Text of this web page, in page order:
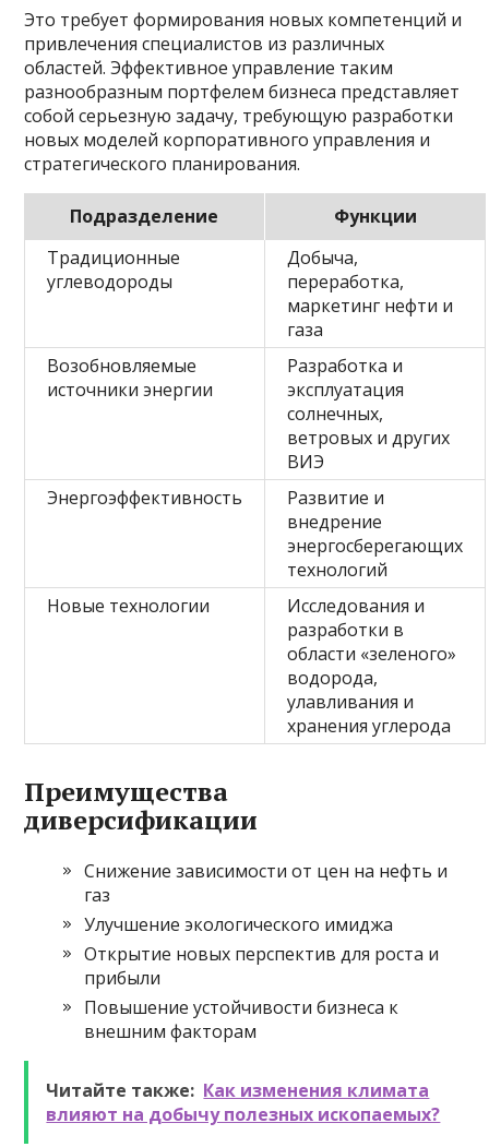
Это требует формирования новых компетенций и
привлечения специалистов из различных
областей. Эффективное управление таким
разнообразным портфелем бизнеса представляет
собой серьезную задачу, требующую разработки
новых моделей корпоративного управления и
стратегического планирования.
Подразделение
Функции
Традиционные
углеводороды
Добыча,
переработка,
маркетинг нефти и
газа
Возобновляемые
источники энергии
Разработка и
эксплуатация
солнечных,
ветровых и других
ВИЭ
Энергоэффективность
Развитие и
внедрение
энергосберегающих
технологий
Новые технологии
Исследования и
разработки в
области «зеленого»
водорода,
улавливания и
хранения углерода
Преимущества
диверсификации
Снижение зависимости от цен на нефть и
газ
Улучшение экологического имиджа
Открытие новых перспектив для роста и
прибыли
Повышение устойчивости бизнеса к
внешним факторам
Читайте также: Как изменения климата
влияют на добычу полезных ископаемых?